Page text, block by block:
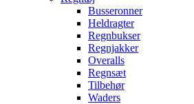
Busseronner
Heldragter
Regnbukser
Regnjakker
Overalls
Regnsæt
Tilbehør
Waders